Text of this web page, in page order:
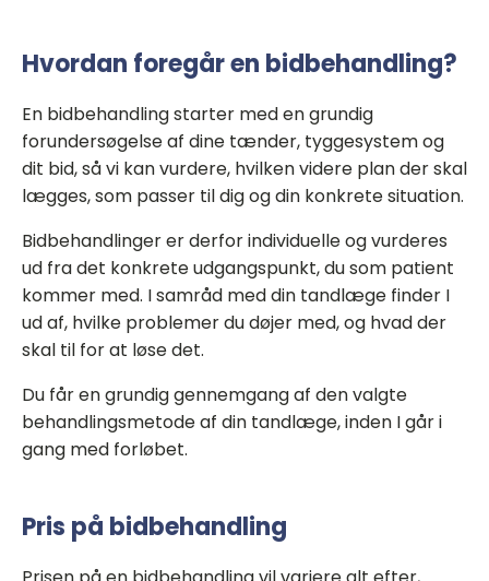
Hvordan foregår en bidbehandling?
En bidbehandling starter med en grundig
forundersøgelse af dine tænder, tyggesystem og
dit bid, så vi kan vurdere, hvilken videre plan der skal
lægges, som passer til dig og din konkrete situation.
Bidbehandlinger er derfor individuelle og vurderes
ud fra det konkrete udgangspunkt, du som patient
kommer med. I samråd med din tandlæge finder I
ud af, hvilke problemer du døjer med, og hvad der
skal til for at løse det.
Du får en grundig gennemgang af den valgte
behandlingsmetode af din tandlæge, inden I går i
gang med forløbet.
Pris på bidbehandling